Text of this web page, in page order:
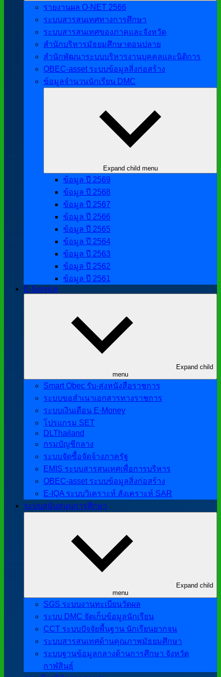
รายงานผล O-NET 2566
ระบบสารสนเทศทางการศึกษา
ระบบสารสนเทศของภาคและจังหวัด
สำนักบริหารมัธยมศึกษาตอนปลาย
สำนักพัฒนาระบบบริหารงานบุคคลและนิติการ
OBEC-asset ระบบข้อมูลสิ่งก่อสร้าง
ข้อมูลจำนวนนักเรียน DMC
Expand child menu
ข้อมูล ปี 2569
ข้อมูล ปี 2568
ข้อมูล ปี 2567
ข้อมูล ปี 2566
ข้อมูล ปี 2565
ข้อมูล ปี 2564
ข้อมูล ปี 2563
ข้อมูล ปี 2562
ข้อมูล ปี 2561
E-Service
Expand child
menu
Smart Obec รับ-ส่งหนังสือราชการ
ระบบขอสำเนาเอกสารทางราชการ
ระบบเงินเดือน E-Money
โปรแกรม SET
DLThailand
กรมบัญชีกลาง
ระบบจัดซื้อจัดจ้างภาครัฐ
EMIS ระบบสารสนเทศเพื่อการบริหาร
OBEC-asset ระบบข้อมูลสิ่งก่อสร้าง
E-IQA ระบบวิเคราะห์ สังเคราะห์ SAR
ระบบสนับสนุนการศึกษา
Expand child
menu
SGS ระบบงานทะเบียนวัดผล
ระบบ DMC จัดเก็บข้อมูลนักเรียน
CCT ระบบปัจจัยพื้นฐาน นักเรียนยากจน
ระบบสารสนเทศด้านคุณภาพมัธยมศึกษา
ระบบฐานข้อมูลกลางด้านการศึกษา จังหวัด
กาฬสินธุ์